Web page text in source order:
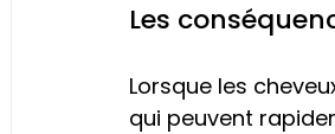
Les
Lorsque les
qui peuvent